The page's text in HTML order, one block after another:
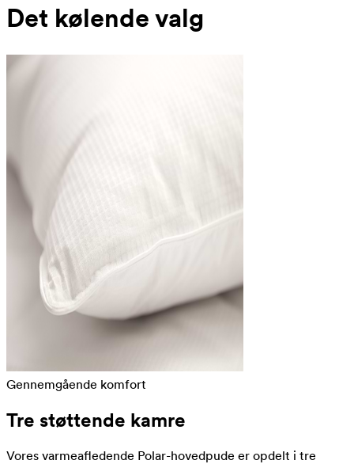
Det kølende valg
Gennemgående komfort
Tre støttende kamre
Vores varmeafledende Polar-hovedpude er opdelt i tre